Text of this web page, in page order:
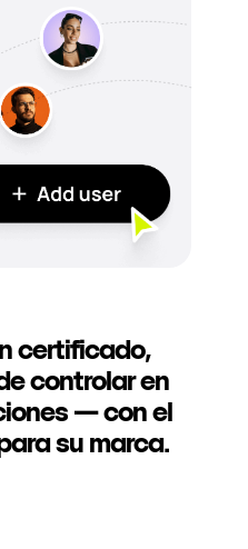
certificado,
controlar en
— con el
su marca.